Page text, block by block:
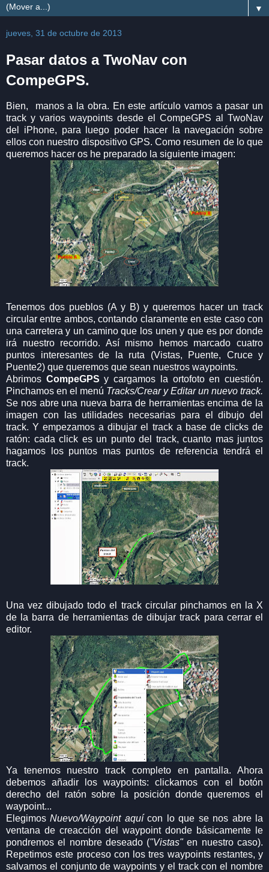
▼
jueves, 31 de octubre de 2013
Pasar datos a TwoNav con
CompeGPS.
Bien, manos a la obra. En este artículo vamos a pasar un
track y varios waypoints desde el CompeGPS al TwoNav
del iPhone, para luego poder hacer la navegación sobre
ellos con nuestro dispositivo GPS. Como resumen de lo que
queremos hacer os he preparado la siguiente imagen:
Tenemos dos pueblos (A y B) y queremos hacer un track
circular entre ambos, contando claramente en este caso con
una carretera y un camino que los unen y que es por donde
irá nuestro recorrido. Así mismo hemos marcado cuatro
puntos interesantes de la ruta (Vistas, Puente, Cruce y
Puente2) que queremos que sean nuestros waypoints.
Abrimos CompeGPS y cargamos la ortofoto en cuestión.
Pinchamos en el menú Tracks/Crear y Editar un nuevo track.
Se nos abre una nueva barra de herramientas encima de la
imagen con las utilidades necesarias para el dibujo del
track. Y empezamos a dibujar el track a base de clicks de
ratón: cada click es un punto del track, cuanto mas juntos
hagamos los puntos mas puntos de referencia tendrá el
track.
Una vez dibujado todo el track circular pinchamos en la X
de la barra de herramientas de dibujar track para cerrar el
editor.
Ya tenemos nuestro track completo en pantalla. Ahora
debemos añadir los waypoints: clickamos con el botón
derecho del ratón sobre la posición donde queremos el
waypoint...
ElegimosNuevo/Waypoint aquícon lo que se nos abre la
ventana de creacción del waypoint donde básicamente le
pondremos el nombre deseado ("Vistas"en nuestro caso).
Repetimos este proceso con los tres waypoints restantes, y
salvamos el conjunto de waypoints y el track con el nombre